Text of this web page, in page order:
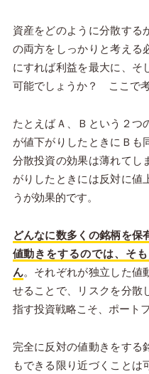
資産をどのように分散する
の両方をしっかりと考える
にすれば利益を最大に、そ
可能でしょうか？ ここで
たとえばＡ、Ｂという２つ
が値下がりしたときにＢも
分散投資の効果は薄れてし
がりしたときには反対に値
うが効果的です。
どんなに数多くの銘柄を保
値動きをするのでは、そ
ん。それぞれが独立した値
せることで、リスクを分散
指す投資戦略こそ、ポート
完全に反対の値動きをする
もできる限り近づくことは